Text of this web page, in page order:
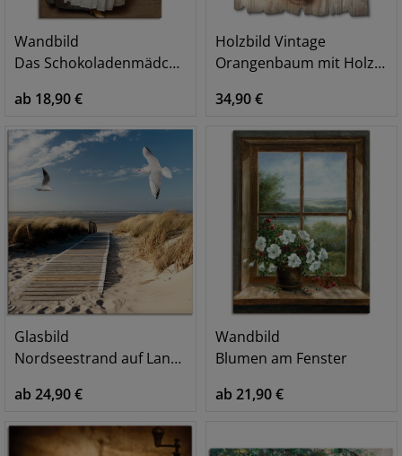
Wandbild
Das Schokoladenmädchen. Um 1744/45
ab 18,90 €
Holzbild Vintage
Orangenbaum mit Holzoptik
34,90 €
Glasbild
Nordseestrand auf Langeoog mit Möwen
ab 24,90 €
Wandbild
Blumen am Fenster
ab 21,90 €